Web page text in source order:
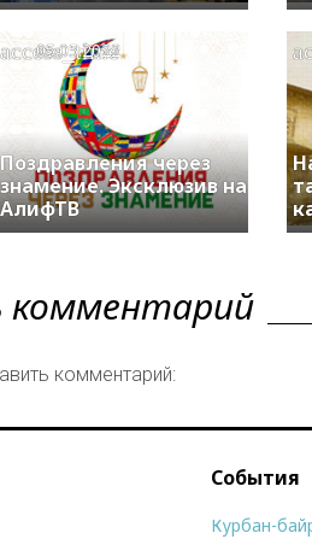
Поздравления через
знамение. Эксклюзив на
АлифТВ
access_time
05.05.2022
комментарий:
События
Курбан-